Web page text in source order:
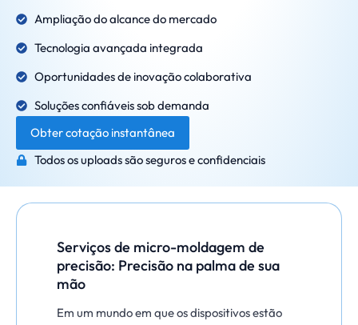
Ampliação do alcance do mercado
Tecnologia avançada integrada
Oportunidades de inovação colaborativa
Soluções confiáveis sob demanda
Obter cotação instantânea
Todos os uploads são seguros e confidenciais
Serviços de micro-moldagem de
precisão: Precisão na palma de sua
mão
Em um mundo em que os dispositivos estão